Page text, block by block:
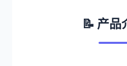
📝 产品